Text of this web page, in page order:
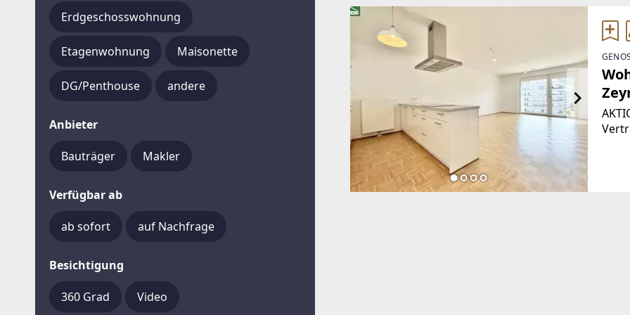
Erdgeschosswohnung
Etagenwohnung Maisonette
DG/Penthouse andere
Anbieter
Bauträger Makler
Verfügbar ab
ab sofort auf Nachfrage
Besichtigung
360 Grad Video